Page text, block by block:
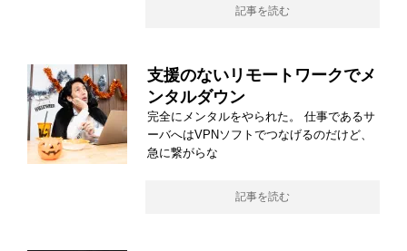
記事を読む
支援のないリモートワークでメ
ンタルダウン
完全にメンタルをやられた。 仕事であるサ
ーバへはVPNソフトでつなげるのだけど、
急に繋がらな
記事を読む